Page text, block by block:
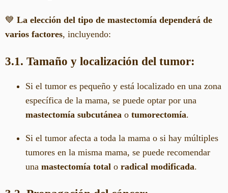
💙 La elección del tipo de mastectomía dependerá de
varios factores, incluyendo:
3.1. Tamaño y localización del tumor:
Si el tumor es pequeño y está localizado en una zona
específica de la mama, se puede optar por una
mastectomía subcutánea o tumorectomía.
Si el tumor afecta a toda la mama o si hay múltiples
tumores en la misma mama, se puede recomendar
una mastectomía total o radical modificada.